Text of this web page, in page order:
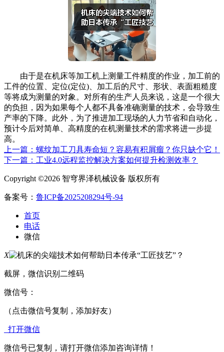
由于是在机床等加工机上测量工件精度的作业，加工前的
工件的位置、定位(定位)、加工后的尺寸、形状、表面粗糙度
等将成为测量的对象。对所有的生产人员来说，这是一个很大
的负担，因为如果每个人都不具备准确测量的技术，会导致生
产率的下降。此外，为了推进加工现场的人力节省和自动化，
预计今后对简单、高精度的在机测量技术的需求将进一步提
高。
上一篇：螺纹加工刀具寿命短？容易有积屑瘤？你只缺个它！
下一篇：工业4.0远程监控解决方案如何提升检测效率？
Copyright ©2026 智穹界泽机械设备 版权所有
备案号： 鲁ICP备2025208294号-94
首页
电话
微信
X
截屏，微信识别二维码
微信号：
（点击微信号复制，添加好友）
打开微信
微信号已复制，请打开微信添加咨询详情！